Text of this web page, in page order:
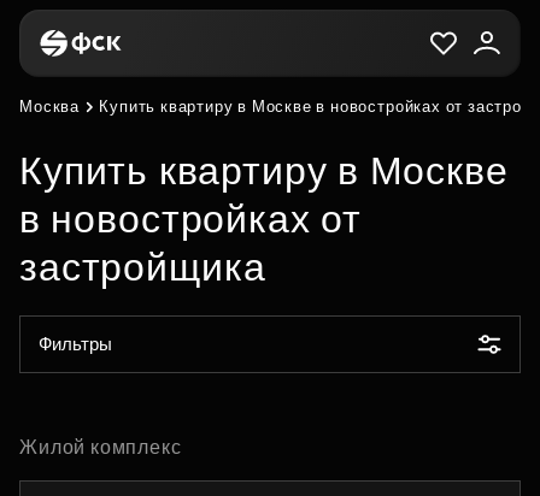
Москва Купить квартиру в Москве в новостройках от
Купить квартиру в Москве
в новостройках от
застройщика
Фильтры
Жилой комплекс